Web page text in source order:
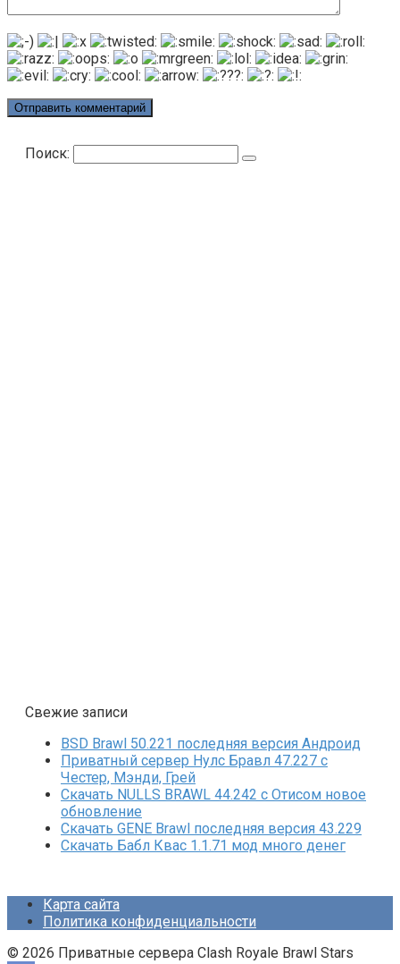
Поиск:
Свежие записи
BSD Brawl 50.221 последняя версия Андроид
Приватный сервер Нулс Бравл 47.227 с
Честер, Мэнди, Грей
Скачать NULLS BRAWL 44.242 с Отисом новое
обновление
Скачать GENE Brawl последняя версия 43.229
Скачать Бабл Квас 1.1.71 мод много денег
Карта сайта
Политика конфиденциальности
© 2026 Приватные сервера Clash Royale Brawl Stars